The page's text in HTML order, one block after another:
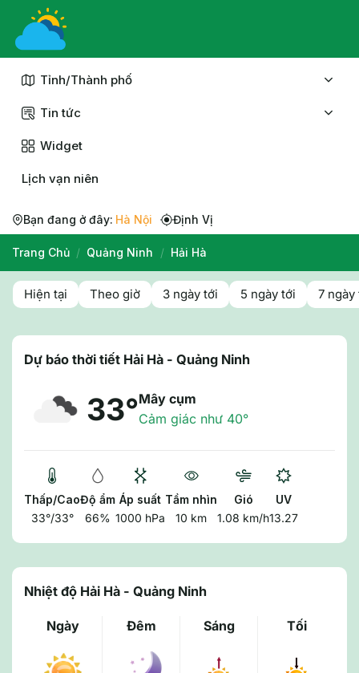
Chuyển
nội
Tỉnh/Thành phố
Tin tức
Widget
Lịch vạn niên
Bạn đang ở đây: Hà Nội Định Vị
Trang Chủ / Quảng Ninh / Hải Hà
Hiện tại Theo giờ 3 ngày tới 5 ngày tới 7 ngày
Dự báo thời tiết Hải Hà - Quảng Ninh
33°Mây cụm
Cảm giác như 40°
Thấp/Cao
33°/33°
Độ ẩm
66%
Áp suất
1000 hPa
Tầm nhìn
10 km
Gió
1.08 km/h
UV
13.27
Nhiệt độ Hải Hà - Quảng Ninh
Ngày Đêm Sáng Tối